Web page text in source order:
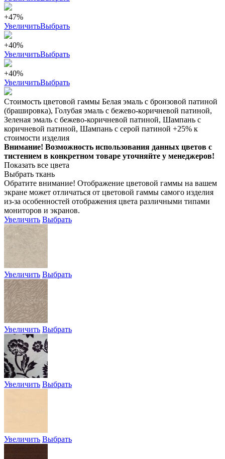
+47%
УвеличитьВыбрать
+40%
УвеличитьВыбрать
+40%
УвеличитьВыбрать
Стоимость цветовой гаммы Белая эмаль с бронзовой патиной
(брашировка), Голубая эмаль с бежево-коричневой патиной,
Зеленая эмаль с бежево-коричневой патиной, Шампань с
коричневой патиной, Шампань с серой патиной +25% к
стоимости изделия
Внимание! Возможность использования данных цветов с
тистением в конкретном товаре уточняйте у менеджеров!
Показать все цвета
Выбрать ткань
Обратите внимание! Отображение цветовой гаммы на вашем
экране может отличаться от цветовой гаммы самого изделия
из-за особенностей отображения цвета различными типами
мониторов и экранов.
Увеличить Выбрать
Увеличить Выбрать
Увеличить Выбрать
Увеличить Выбрать
Увеличить Выбрать